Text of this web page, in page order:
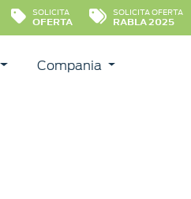
SOLICITA
OFERTA
SOLICITA OFERTA
RABLA 2025
Compania